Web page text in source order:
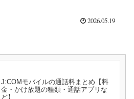
2026.05.19
J:COMモバイルの通話料まとめ【料
金・かけ放題の種類・通話アプリな
ど】